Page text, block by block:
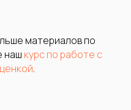
материалов по
наш курс по работе с
.